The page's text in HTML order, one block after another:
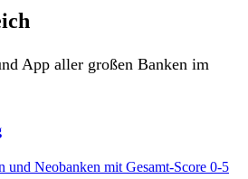
App aller großen Banken im
und Neobanken mit Gesamt-Score 0-5